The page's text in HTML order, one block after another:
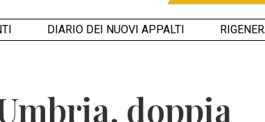
DIARIO DEI NUOVI APPALTI
doppia